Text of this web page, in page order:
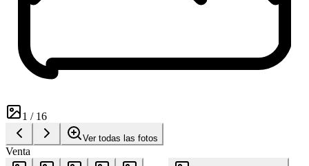
1 / 16
Ver todas las fotos
Venta